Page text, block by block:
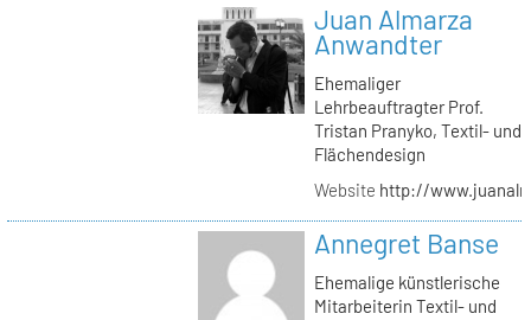
Juan Almarza
Anwandter
Ehemaliger
Lehrbeauftragter Prof.
Tristan Pranyko, Textil- und
Flächendesign
Website http://
Annegret Banse
Ehemalige künstlerische
Mitarbeiterin Textil- und